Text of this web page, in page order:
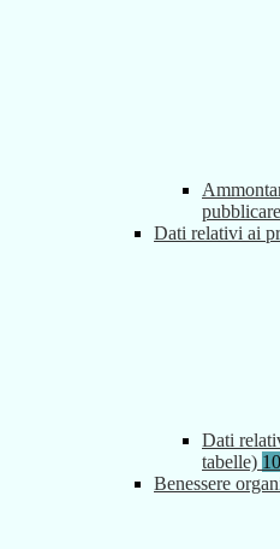
Dati relativi ai
Dati
tabelle) 10
Benessere